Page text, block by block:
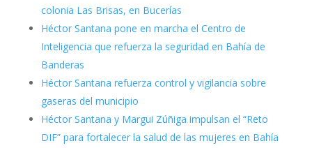
colonia Las Brisas, en Bucerías
Héctor Santana pone en marcha el Centro de
Inteligencia que refuerza la seguridad en Bahía de
Banderas
Héctor Santana refuerza control y vigilancia sobre
gaseras del municipio
Héctor Santana y Margui Zúñiga impulsan el “Reto
DIF” para fortalecer la salud de las mujeres en Bahía